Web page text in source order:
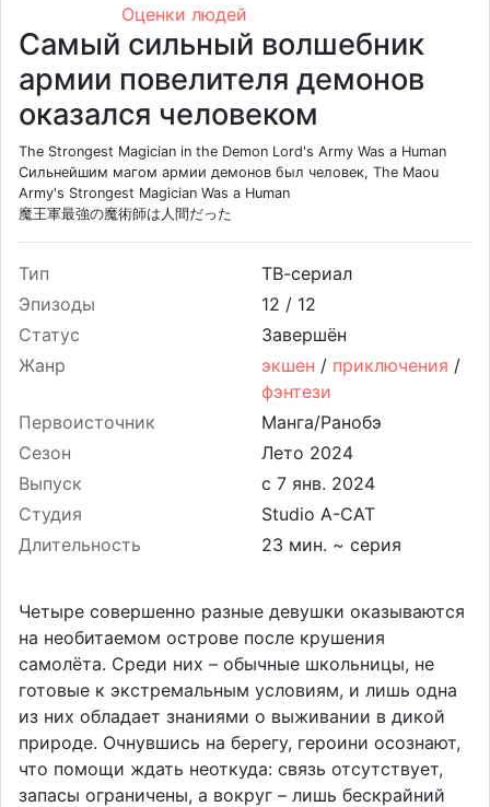
Оценки людей
Самый сильный волшебник
армии повелителя демонов
оказался человеком
The Strongest Magician in the Demon Lord's Army Was a Human
Сильнейшим магом армии демонов был человек, The Maou
Army's Strongest Magician Was a Human
魔王軍最強の魔術師は人間だった
Тип
ТВ-сериал
Эпизоды
12 / 12
Статус
Завершён
Жанр
экшен / приключения /
фэнтези
Первоисточник
Манга/Ранобэ
Сезон
Лето 2024
Выпуск
Студия
Studio A-CAT
Длительность
23 мин. ~ серия
Четыре совершенно разные девушки оказываются
на необитаемом острове после крушения
самолёта. Среди них – обычные школьницы, не
готовые к экстремальным условиям, и лишь одна
из них обладает знаниями о выживании в дикой
природе. Очнувшись на берегу, героини осознают,
что помощи ждать неоткуда: связь отсутствует,
запасы ограничены, а вокруг – лишь бескрайний